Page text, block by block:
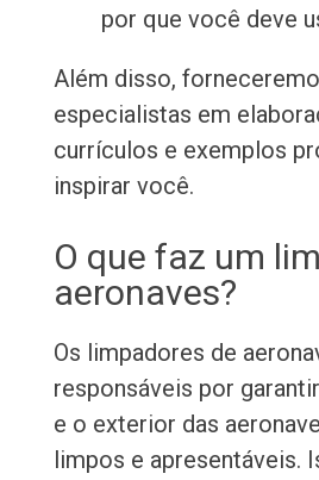
por que você deve
Além disso,
especialistas em
currículos e exemplos
inspirar você.
O que faz um
aeronaves?
Os limpadores de
responsáveis por
e o exterior das
limpos e apresentáveis.